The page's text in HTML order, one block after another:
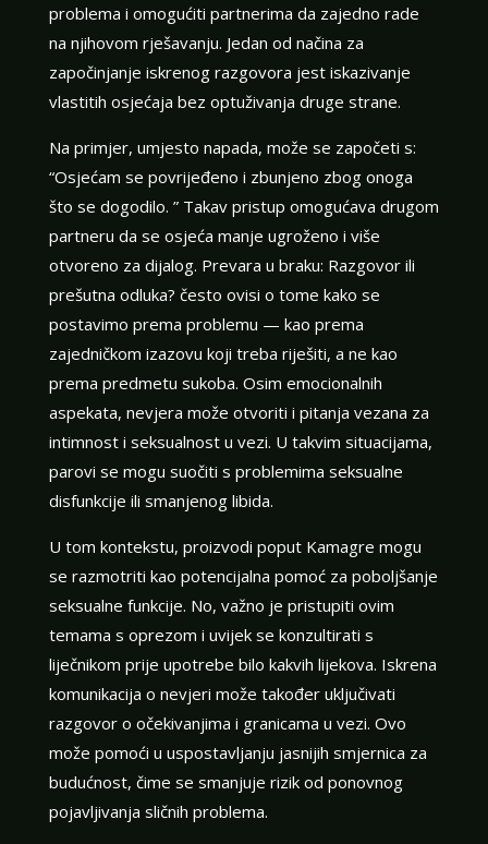
problema i omogućiti partnerima da zajedno rade
na njihovom rješavanju. Jedan od načina za
započinjanje iskrenog razgovora jest iskazivanje
vlastitih osjećaja bez optuživanja druge strane.
Na primjer, umjesto napada, može se započeti s:
“Osjećam se povrijeđeno i zbunjeno zbog onoga
što se dogodilo. ” Takav pristup omogućava drugom
partneru da se osjeća manje ugroženo i više
otvoreno za dijalog. Prevara u braku: Razgovor ili
prešutna odluka? često ovisi o tome kako se
postavimo prema problemu — kao prema
zajedničkom izazovu koji treba riješiti, a ne kao
prema predmetu sukoba. Osim emocionalnih
aspekata, nevjera može otvoriti i pitanja vezana za
intimnost i seksualnost u vezi. U takvim situacijama,
parovi se mogu suočiti s problemima seksualne
disfunkcije ili smanjenog libida.
U tom kontekstu, proizvodi poput Kamagre mogu
se razmotriti kao potencijalna pomoć za poboljšanje
seksualne funkcije. No, važno je pristupiti ovim
temama s oprezom i uvijek se konzultirati s
liječnikom prije upotrebe bilo kakvih lijekova. Iskrena
komunikacija o nevjeri može također uključivati
razgovor o očekivanjima i granicama u vezi. Ovo
može pomoći u uspostavljanju jasnijih smjernica za
budućnost, čime se smanjuje rizik od ponovnog
pojavljivanja sličnih problema.